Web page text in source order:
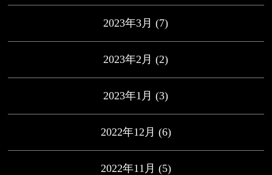
2023年3月 (7)
2023年2月 (2)
2023年1月 (3)
2022年12月 (6)
2022年11月 (5)